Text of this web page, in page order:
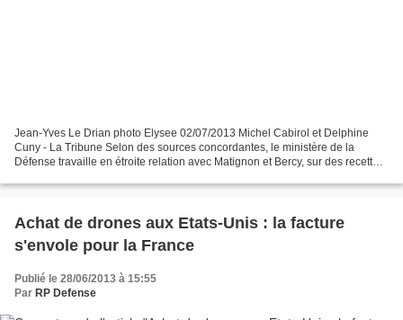
Jean-Yves Le Drian photo Elysee 02/07/2013 Michel Cabirol et Delphine
Cuny - La Tribune Selon des sources concordantes, le ministère de la
Défense travaille en étroite relation avec Matignon et Bercy, sur des recettes
Achat de drones aux Etats-Unis : la facture
s'envole pour la France
Publié le 28/06/2013 à 15:55
Par RP Defense